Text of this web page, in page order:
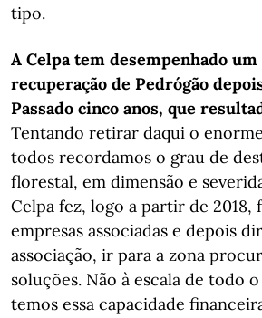
tipo.
A Celpa tem desempenhado um
recuperação de Pedrógão
Passado cinco anos, que
Tentando retirar daqui o
todos recordamos o grau de
florestal, em dimensão e
Celpa fez, logo a partir de 2018,
empresas associadas e depois
associação, ir para a zona
soluções. Não à escala de todo
temos essa capacidade